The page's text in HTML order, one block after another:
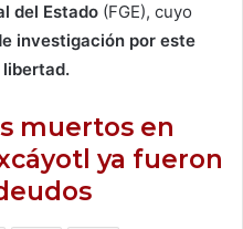
del Estado (FGE), cuyo
investigación por este
libertad.
muertos en
ya fueron